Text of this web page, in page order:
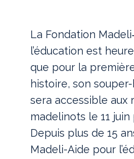
La Fondation
l’éducation est
que pour la
histoire, son
sera accessible aux
madelinots le 11 juin
Depuis plus de 15
Madeli-Aide pour